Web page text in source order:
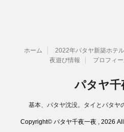
ホーム 2022年パタヤ新築ホテ
夜遊び情報
プロフィ
パタヤ千
基本、パタヤ沈没。タイとパタヤ
Copyright© パタヤ千夜一夜 , 2026